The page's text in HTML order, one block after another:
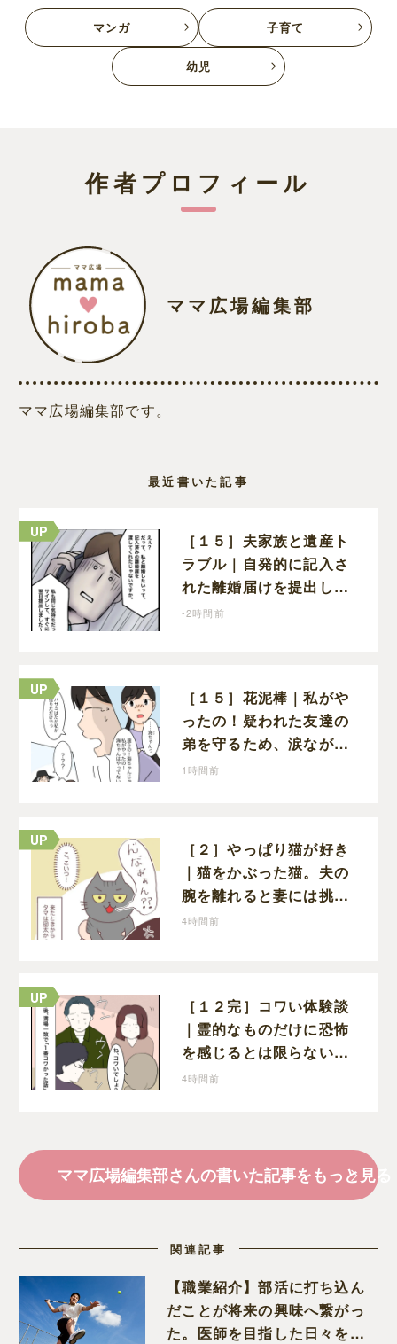
マンガ 子育て
幼児
作者プロフィール
ママ広場編集部
ママ広場編集部です。
最近書いた記事
［１５］夫家族と遺産ト
ラブル｜自発的に記入さ
れた離婚届けを提出した
だけなので、何も問題な
-2時間前
［１５］花泥棒｜私がや
ったの！疑われた友達の
弟を守るため、涙ながら
に自分が犯人だと名乗り
1時間前
［２］やっぱり猫が好き
｜猫をかぶった猫。夫の
腕を離れると妻には挑発
的な顔と野太い鳴き声
4時間前
［１２完］コワい体験談
｜霊的なものだけに恐怖
を感じるとは限らない。
満場一致でコワいと認定
4時間前
ママ広場編集部さんの書いた記事をもっと見る
関連記事
【職業紹介】部活に打ち込ん
だことが将来の興味へ繋がっ
た。医師を目指した日々を振